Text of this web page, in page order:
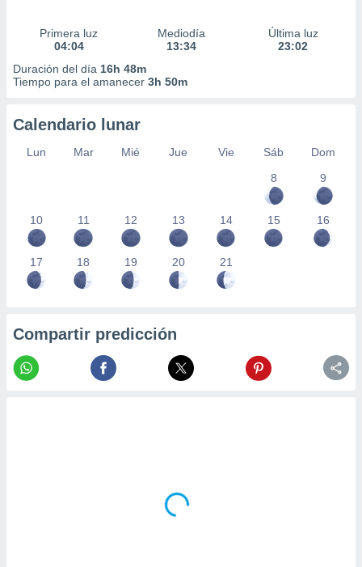
Primera luz
04:04
Mediodía
13:34
Última luz
23:02
Duración del día 16h 48m
Tiempo para el amanecer 3h 50m
Calendario lunar
Lun Mar Mié Jue Vie Sáb
Dom
8
9
10 11 12 13 14 15 16
17 18 19 20 21
Compartir predicción